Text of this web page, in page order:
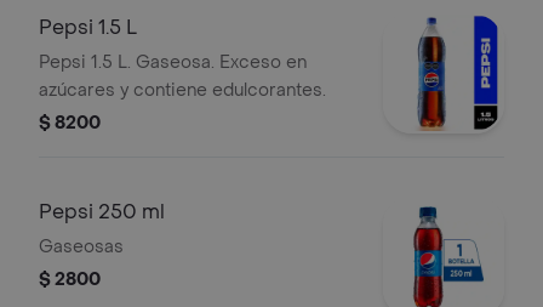
Pepsi 1.5 L
Pepsi 1.5 L. Gaseosa. Exceso en
azúcares y contiene edulcorantes.
$ 8200
Pepsi 250 ml
Gaseosas
$ 2800